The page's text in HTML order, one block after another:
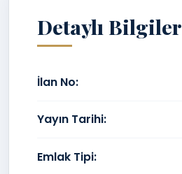
Detaylı Bilgiler
İlan No:
Yayın Tarihi:
Emlak Tipi: